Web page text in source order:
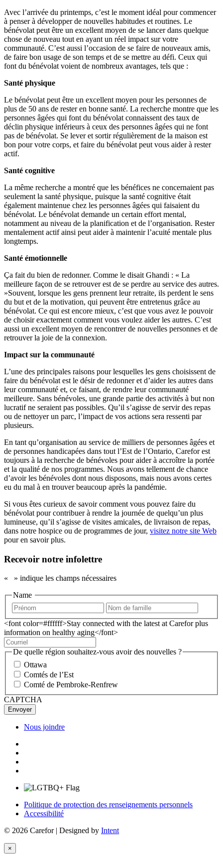
Avec l’arrivée du printemps, c’est le moment idéal pour commencer
à penser à développer de nouvelles habitudes et routines. Le
bénévolat peut être un excellent moyen de se lancer dans quelque
chose de nouveau tout en ayant un réel impact sur votre
communauté. C’est aussi l’occasion de se faire de nouveaux amis,
de faire bon usage de son temps et de se mettre au défi. Ceux qui
font du bénévolat voient de nombreux avantages, tels que :
Santé physique
Le bénévolat peut être un excellent moyen pour les personnes de
plus de 50 ans de rester en bonne santé. La recherche montre que les
personnes âgées qui font du bénévolat connaissent des taux de
déclin physique inférieurs à ceux des personnes âgées qui ne font
pas de bénévolat. Se lever et sortir régulièrement de la maison est
bon pour votre corps, et faire du bénévolat peut vous aider à rester
actif.
Santé cognitive
La même recherche a montré que les bénéfices ne concernaient pas
seulement la santé physique, puisque la santé cognitive était
également maintenue chez les personnes âgées qui faisaient du
bénévolat. Le bénévolat demande un certain effort mental,
notamment au niveau de la planification et de l’organisation. Rester
mentalement actif ainsi peut aider à maintenir l’acuité mentale plus
longtemps.
Santé émotionnelle
Ça fait du bien de redonner. Comme le disait Ghandi : « La
meilleure façon de se retrouver est de se perdre au service des autres.
»Souvent, lorsque les gens prennent leur retraite, ils perdent le sens
du but et de la motivation, qui peuvent être entretenus grâce au
bénévolat. Ce qui est encore mieux, c’est que vous avez le pouvoir
de choisir exactement comment vous voulez aider les autres. C’est
aussi un excellent moyen de rencontrer de nouvelles personnes et de
retrouver la joie de la connexion.
Impact sur la communauté
L’une des principales raisons pour lesquelles les gens choisissent de
faire du bénévolat est le désir de redonner et d’aider les autres dans
leur communauté et, ce faisant, de rendre leur communauté
meilleure. Sans bénévoles, une grande partie des activités à but non
lucratif ne seraient pas possibles. Qu’il s’agisse de servir des repas
ou de nettoyer un parc, l’impact de vos actions sera ressenti par
plusieurs.
En tant qu’organisation au service de milliers de personnes âgées et
de personnes handicapées dans tout l’Est de l’Ontario, Carefor est
toujours à la recherche de bénévoles pour aider à accroître la portée
et la qualité de nos programmes. Nous avons tellement de chance
d’avoir les bénévoles dont nous disposons, mais nous avons certes
eu du mal à en trouver beaucoup après la pandémie.
Si vous êtes curieux de savoir comment vous pouvez faire du
bénévolat pour contribuer à rendre la journée de quelqu’un plus
lumineuse, qu’il s’agisse de visites amicales, de livraison de repas,
dans notre hospice ou de programmes de jour, visitez notre site Web
pour en savoir plus.
Recevoir notre infolettre
«
» indique les champs nécessaires
Name
<font color=#ffffff>Stay connected with the latest at Carefor plus
information on healthy aging</font>
De quelle région souhaitez-vous avoir des nouvelles ?
Ottawa
Comtés de l’Est
Comté de Pembroke-Renfrew
CAPTCHA
Nous joindre
Politique de protection des renseignements personnels
Accessibilité
© 2026 Carefor | Designed by Intent
×